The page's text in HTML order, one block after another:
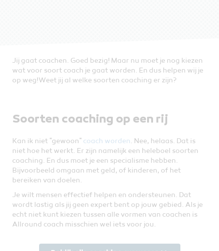
Jij gaat coachen. Goed bezig! Maar nu moet je nog kiezen
wat voor soort coach je gaat worden. En dus helpen wij je
op weg! Weet jij al welke soorten coaching er zijn?
Soorten coaching op een rij
Kan ik niet "gewoon" coach worden. Nee, helaas. Dat is
niet hoe het werkt. Er zijn namelijk een heleboel soorten
coaching. En dus moet je een specialisme hebben.
Bijvoorbeeld omgaan met geld, of kinderen, of het
bereiken van doelen.
Je wilt mensen effectief helpen en ondersteunen. Dat
wordt lastig als jij geen expert bent op jouw gebied. Als je
echt niet kunt kiezen tussen alle vormen van coachen is
Allround coach misschien wel iets voor jou.